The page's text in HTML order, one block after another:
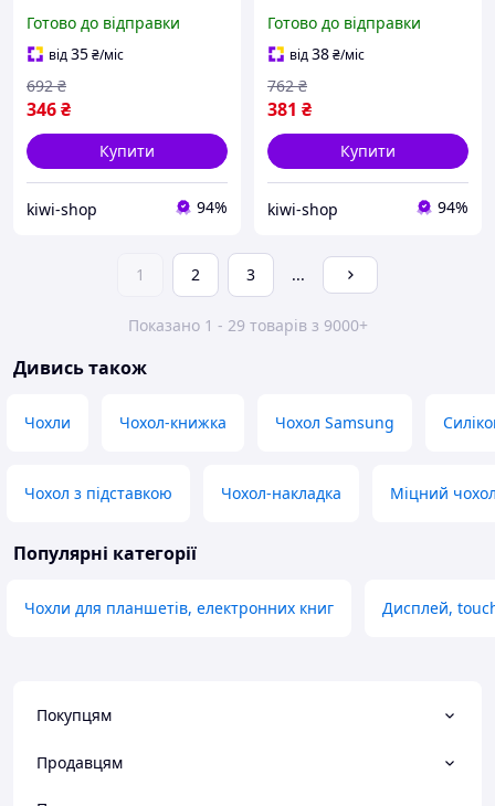
Самсунг а24 з кільцем і
шторкою броньований
Готово до відправки
від35₴/міс
346₴
692 ₴
Купити
kiwi-shop 94%
Самсунг а24 з кільцем і
шторкою
Готово до відправки
від38₴/міс
381 ₴
762 ₴
Купити
kiwi-shop 94%
1 2 3 ...
Показано 1 - 29 товарів з 9000+
Дивись також
Чохли Чохол-книжка Чохол Samsung
Чохол з підставкою Чохол-накладка Міцний
Популярні категорії
Чохли для планшетів, електронних книг Дисплей,
Покупцям
Продавцям